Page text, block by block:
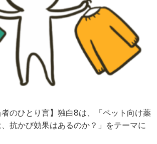
のひとり言】独白8は、「ペット向け薬
抗かび効果はあるのか？」をテーマに